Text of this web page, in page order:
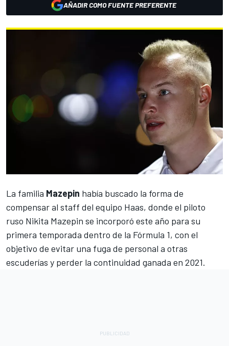
AÑADIR COMO FUENTE PREFERENTE
La familia Mazepin había buscado la forma de
compensar al staff del equipo Haas, donde el piloto
ruso Nikita Mazepin se incorporó este año para su
primera temporada dentro de la Fórmula 1, con el
objetivo de evitar una fuga de personal a otras
escuderías y perder la continuidad ganada en 2021.